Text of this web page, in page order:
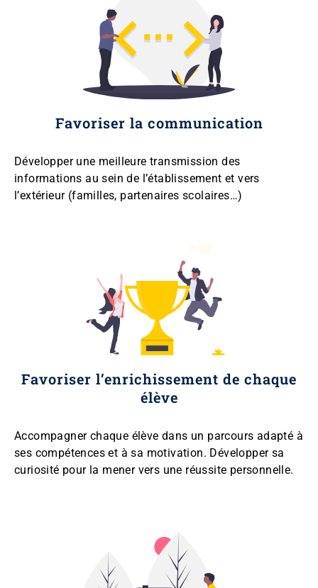
Favoriser la communication
Développer une meilleure transmission des
informations au sein de l’établissement et vers
l’extérieur (familles, partenaires scolaires…)
Favoriser l’enrichissement de chaque
élève
Accompagner chaque élève dans un parcours adapté à
ses compétences et à sa motivation. Développer sa
curiosité pour la mener vers une réussite personnelle.